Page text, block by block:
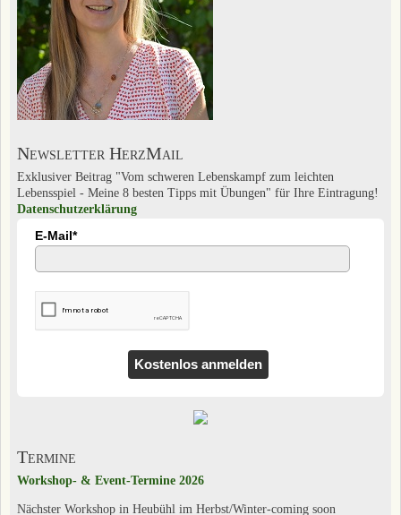
Newsletter HerzMail
Exklusiver Beitrag "Vom schweren Lebenskampf zum leichten
Lebensspiel - Meine 8 besten Tipps mit Übungen" für Ihre Eintragung!
Datenschutzerklärung
E-Mail*
Kostenlos anmelden
Termine
Workshop- & Event-Termine 2026
Nächster Workshop in Heubühl im Herbst/Winter-coming soon